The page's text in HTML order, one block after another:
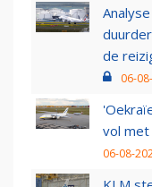
de
06-
vol
06-08-